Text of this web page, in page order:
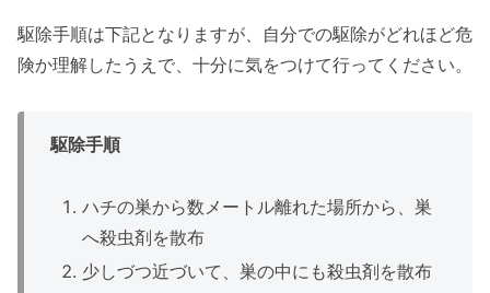
駆除手順は下記となりますが、自分での駆除がどれほど危
険か理解したうえで、十分に気をつけて行ってください。
駆除手順
ハチの巣から数メートル離れた場所から、巣
へ殺虫剤を散布
少しづつ近づいて、巣の中にも殺虫剤を散布